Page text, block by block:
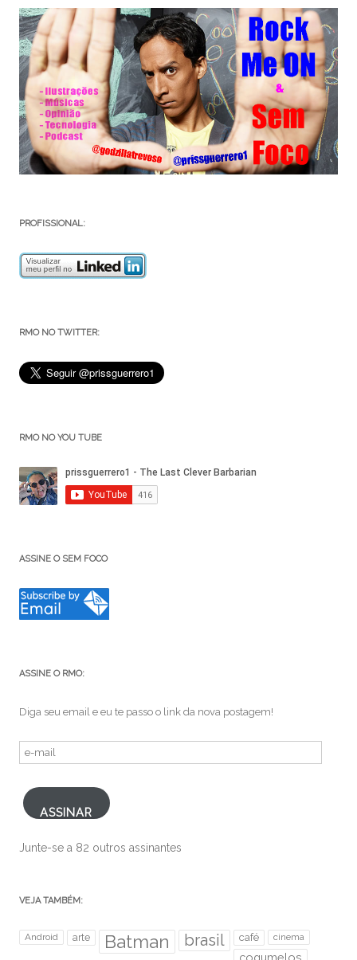
PROFISSIONAL:
RMO NO TWITTER:
RMO NO YOU TUBE
ASSINE O SEM FOCO
ASSINE O RMO:
Diga seu email e eu te passo o link da nova postagem!
e-
ASSINAR
Junte-se a 82 outros assinantes
VEJA TAMBÉM:
Android arte Batman brasil café cinema
cogumelos